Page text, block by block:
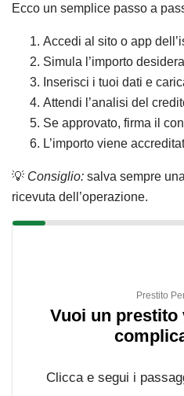
Ecco un semplice passo a
Accedi al sito o app
Simula l’importo
Inserisci i tuoi dati e
Attendi l’analisi del
Se approvato, firma il
L’importo viene
💡 Consiglio: salva sempre
ricevuta dell’operazione.
Prestito
Vuoi un prestito
Clicca e segui i